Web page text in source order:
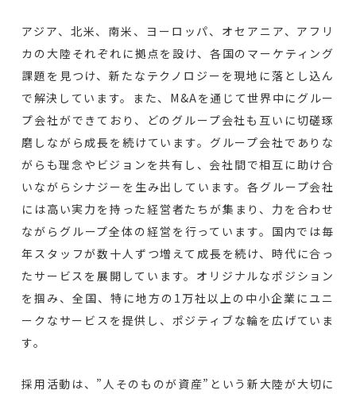
アジア、北米、南米、ヨーロッパ、オセアニア、アフリ
カの大陸それぞれに拠点を設け、各国のマーケティング
課題を見つけ、新たなテクノロジーを現地に落とし込ん
で解決しています。また、M&Aを通じて世界中にグルー
プ会社ができており、どのグループ会社も互いに切磋琢
磨しながら成長を続けています。グループ会社でありな
がらも理念やビジョンを共有し、会社間で相互に助け合
いながらシナジーを生み出しています。各グループ会社
には高い実力を持った経営者たちが集まり、力を合わせ
ながらグループ全体の経営を行っています。国内では毎
年スタッフが数十人ずつ増えて成長を続け、時代に合っ
たサービスを展開しています。オリジナルなポジション
を掴み、全国、特に地方の1万社以上の中小企業にユニ
ークなサービスを提供し、ポジティブな輪を広げていま
す。
採用活動は、”人そのものが資産”という新大陸が大切に